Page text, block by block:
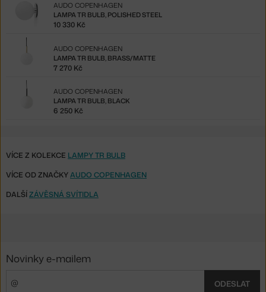
LAMPA TR BULB, POLISHED STEEL
AUDO COPENHAGEN
10 330 Kč
LAMPA TR BULB, BRASS/MATTE
AUDO COPENHAGEN
7 270 Kč
LAMPA TR BULB, BLACK
AUDO COPENHAGEN
6 250 Kč
VÍCE Z KOLEKCE LAMPY TR BULB
VÍCE OD ZNAČKYAUDO COPENHAGEN
DALŠÍZÁVĚSNÁ SVÍTIDLA
Novinky e-mailem
ODESLAT